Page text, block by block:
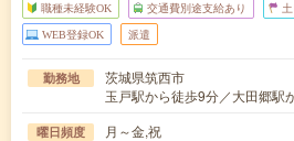
職種未経験OK 交通費別途支給あり
WEB登録OK 派遣
勤務地
茨城県筑西市
玉戸駅から徒歩9分／大田郷駅
曜日頻度 月～金,祝